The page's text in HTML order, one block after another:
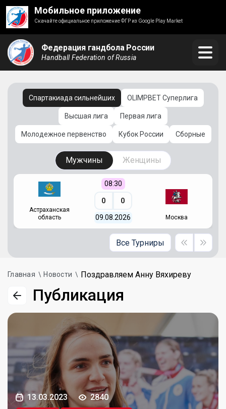
Мобильное приложение
Скачайте официальное приложение ФГР из Google Play Market
Федерация гандбола России
Handball Federation of Russia
Спартакиада сильнейших OLIMPBET Суперлига
Высшая лига Первая лига
Молодежное первенство Кубок России Сборные
Мужчины Женщины
Астраханская
область
08:30
0 0
09.08.2026 Москва
Все Турниры
Главная Новости Поздравляем Анну Вяхиреву
Публикация
13.03.2023
2840